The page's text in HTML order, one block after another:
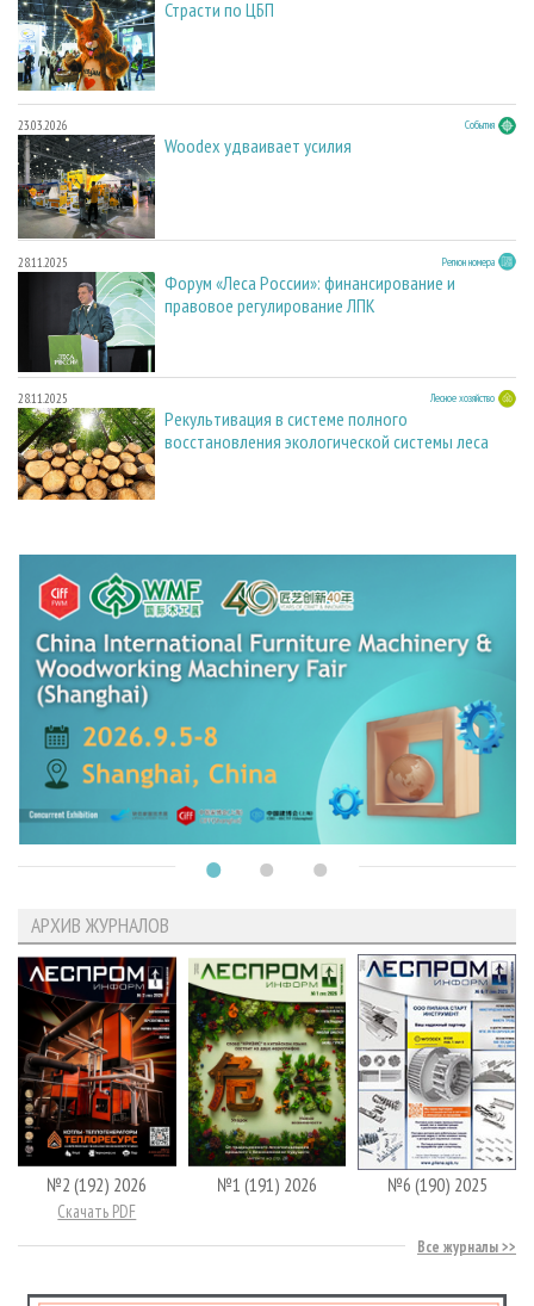
Страсти по ЦБП
23.03.2026 События
Woodex удваивает усилия
28.11.2025 Регион номера
Форум «Леса России»: финансирование и
правовое регулирование ЛПК
28.11.2025 Лесное хозяйство
Рекультивация в системе полного
восстановления экологической системы леса
АРХИВ ЖУРНАЛОВ
№2 (192) 2026
Скачать PDF
№1 (191) 2026 №6 (190) 2025
Все журналы